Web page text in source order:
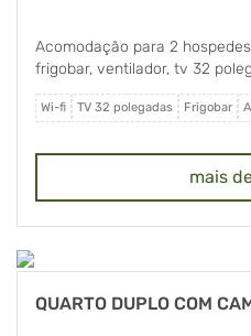
Acomodação para 2
frigobar, ventilador, tv 32
Wi-fi TV 32 polegadas Frigobar
mais
QUARTO DUPLO COM